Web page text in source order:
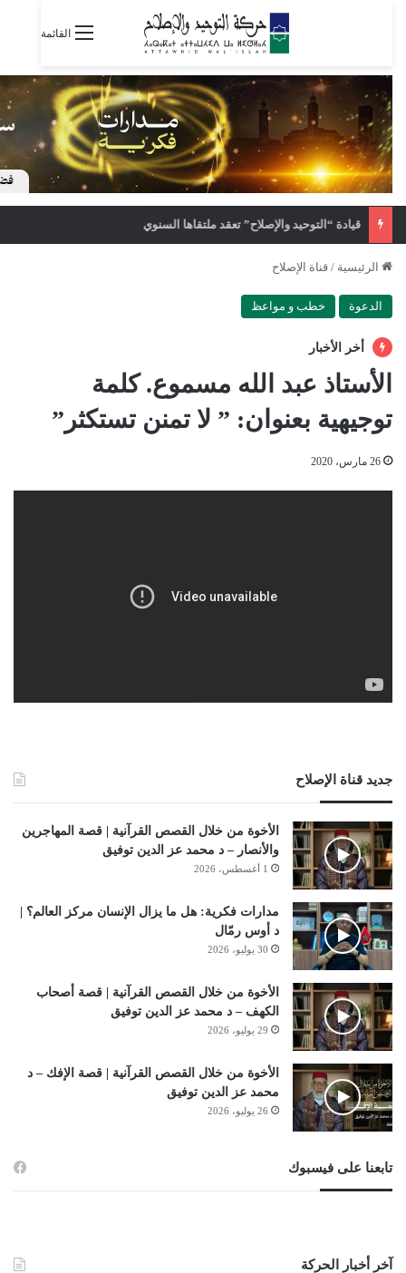
القائمة
الرئيسية / قناة الإصلاح
الدعوة خطب و مواعظ
أخر الأخبار
الأستاذ عبد الله مسموع. كلمة
توجيهية بعنوان: ” لا تمنن تستكثر”
26 مارس، 2020
جديد قناة الإصلاح
الأخوة من خلال القصص القرآنية | قصة المهاجرين
والأنصار – د محمد عز الدين توفيق
1 أغسطس، 2026
مدارات فكرية: هل ما يزال الإنسان مركز العالم؟ |
د أوس رمّال
30 يوليو، 2026
الأخوة من خلال القصص القرآنية | قصة أصحاب
الكهف – د محمد عز الدين توفيق
29 يوليو، 2026
الأخوة من خلال القصص القرآنية | قصة الإفك – د
محمد عز الدين توفيق
26 يوليو، 2026
تابعنا على فيسبوك
آخر أخبار الحركة